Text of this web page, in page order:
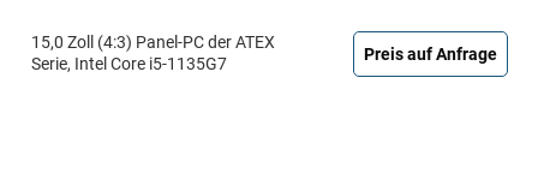
15,0 Zoll (4:3) Panel-PC der ATEX
Serie, Intel Core i5-1135G7
Preis auf Anfrage